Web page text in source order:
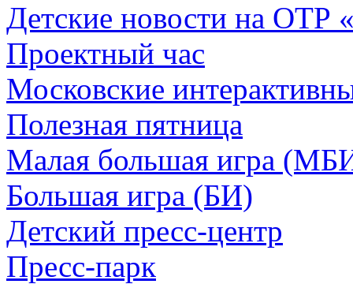
Детские новости на ОТР
Проектный час
Московские
Полезная пятница
Малая большая игра
Большая игра (БИ)
Детский пресс-центр
Пресс-парк